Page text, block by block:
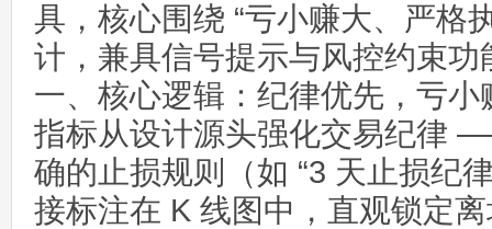
具，核心围绕 “亏小赚大、严格
计，兼具信号提示与风控约束功
一、核心逻辑：纪律优先，亏小
指标从设计源头强化交易纪律
确的止损规则（如 “3 天止损纪
接标注在 K 线图中，直观锁定